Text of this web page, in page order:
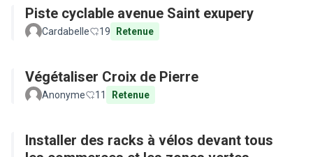
Piste cyclable avenue Saint exupery
Cardabelle 19 Retenue
Végétaliser Croix de Pierre
Anonyme 11 Retenue
Installer des racks à vélos devant tous